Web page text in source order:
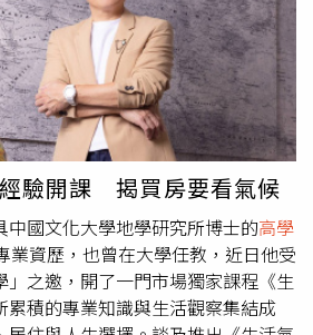
殺害噩耗；其妻更是國內知名音樂
碩士及博士學位，也曾擔任陽明交
界頗具知名度。命案發生後，音樂
停營業至7月24日，並表示會持續關
善安排後續課程。貼文下方湧入大批
「謝謝紀老闆對學生及家長的照
很專業」、「怎麼會發生這種事，
句句都流露對紀男的不捨與哀悼。
驗開課 揭買房要看氣候
國文化大學地學研究所博士的高學
業資歷，也曾在大學任教，近日他受
之邀，開了一門市場獨家課程《生
累積的專業知識與生活觀察集結成